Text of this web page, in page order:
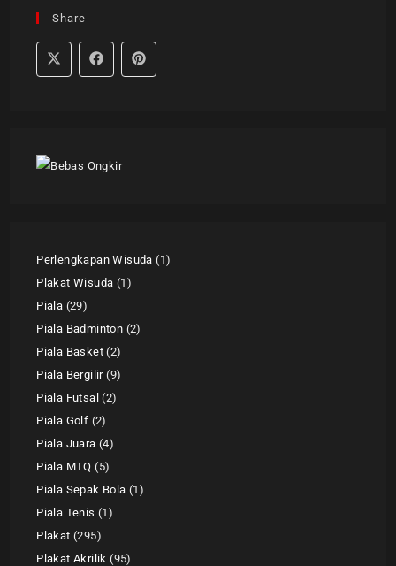
Share
Perlengkapan Wisuda
1
Plakat Wisuda 1
Piala 29
Piala Badminton 2
Piala Basket 2
Piala Bergilir 9
Piala Futsal
2
Piala Golf 2
Piala Juara 4
Piala MTQ
5
Piala Sepak Bola 1
Piala Tenis
1
Plakat 295
Plakat Akrilik
95